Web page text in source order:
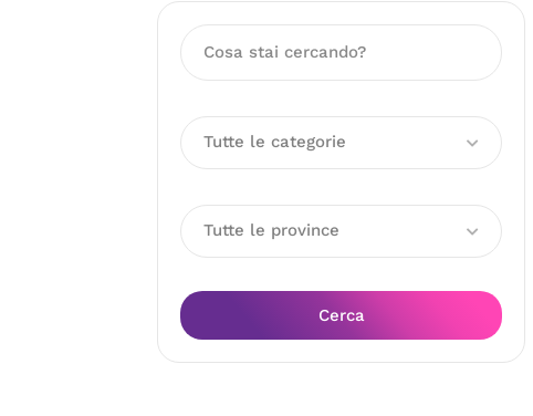
Tutte le categorie
Tutte le province
Cerca